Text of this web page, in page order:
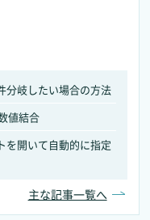
分岐したい場合の方法
値結合
を開いて自動的に指定
主な記事一覧へ